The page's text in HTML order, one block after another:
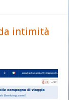
intimità